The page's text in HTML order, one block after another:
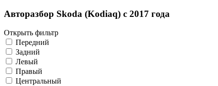
Авторазбор Skoda (Kodiaq) с 2017 года
Открыть фильтр
Передний
Задний
Левый
Правый
Центральный